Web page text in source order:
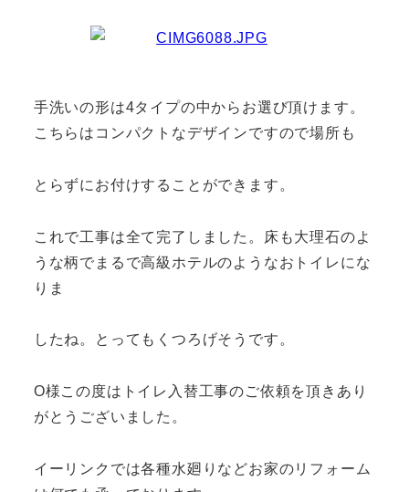
手洗いの形は4タイプの中からお選び頂けます。
こちらはコンパクトなデザインですので場所も
とらずにお付けすることができます。
これで工事は全て完了しました。床も大理石のよ
うな柄でまるで高級ホテルのようなおトイレにな
りま
したね。とってもくつろげそうです。
O様この度はトイレ入替工事のご依頼を頂きあり
がとうございました。
イーリンクでは各種水廻りなどお家のリフォーム